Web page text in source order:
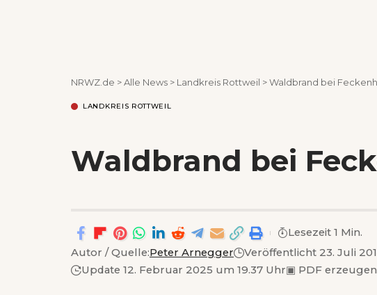
NRWZ.de >Alle News > Landkreis Rottweil >Waldbrand bei
LANDKREIS ROTTWEIL
Waldbrand bei
Autor / Quelle:Peter Arnegger
Veröffentlicht 23. Juli
Update 12. Februar 2025 um 19.37 Uhr▣ PDF erzeugen
Lesezeit 1 Min.